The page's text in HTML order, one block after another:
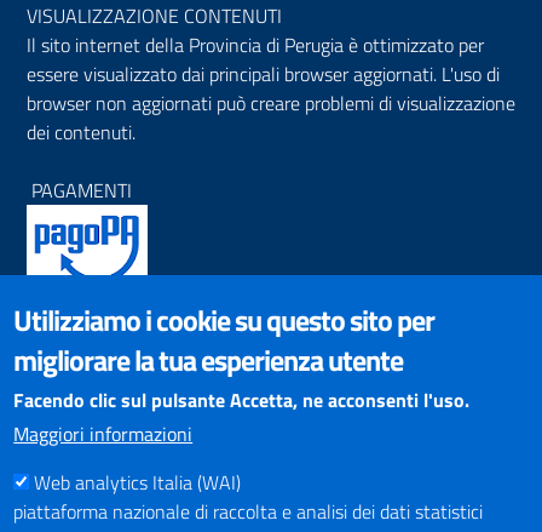
VISUALIZZAZIONE CONTENUTI
Il sito internet della Provincia di Perugia è ottimizzato per
essere visualizzato dai principali browser aggiornati. L'uso di
browser non aggiornati può creare problemi di visualizzazione
dei contenuti.
PAGAMENTI
SOCIAL NETWORKS
Pagina Facebook
Profilo Instagram
Canale YouTube
Utilizziamo i cookie su questo sito per
migliorare la tua esperienza utente
Facendo clic sul pulsante Accetta, ne acconsenti l'uso.
Maggiori informazioni
Web analytics Italia (WAI)
piattaforma nazionale di raccolta e analisi dei dati statistici